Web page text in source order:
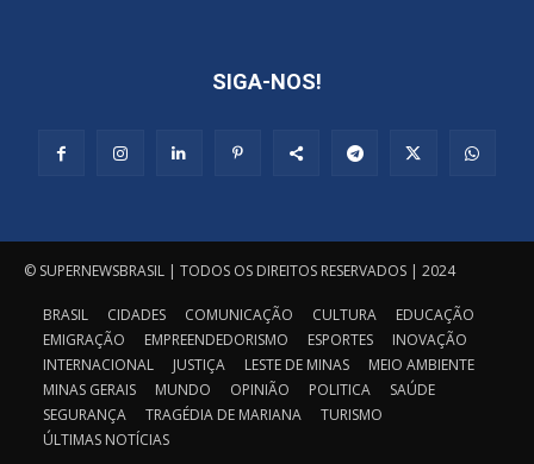
SIGA-NOS!
© SUPERNEWSBRASIL | TODOS OS DIREITOS RESERVADOS | 2024
BRASIL CIDADES COMUNICAÇÃO CULTURA
EDUCAÇÃO
EMIGRAÇÃO
EMPREENDEDORISMO ESPORTES
INOVAÇÃO
INTERNACIONAL
JUSTIÇA LESTE DE MINAS
MEIO AMBIENTE
MINAS GERAIS
MUNDO OPINIÃO POLITICA
SAÚDE
SEGURANÇA
TRAGÉDIA DE MARIANA
TURISMO
ÚLTIMAS NOTÍCIAS